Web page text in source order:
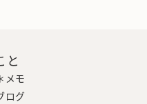
と
メモ
ログ